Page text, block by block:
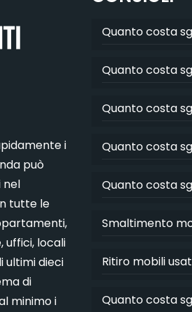
i
può
nel
tutte le
uffici, locali
ultimi dieci
di
minimo i
Quanto costa
Quanto costa
Quanto costa
Quanto costa
Quanto costa
Smaltimento
Ritiro mobili
Quanto costa